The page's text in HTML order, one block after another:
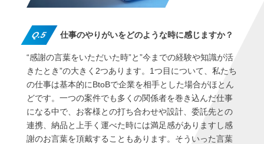
Q.5 仕事のやりがいをどのような時に感じますか？
“感謝の言葉をいただいた時”と”今までの経験や知識が活
きたとき”の大きく2つあります。1つ目について、私たち
の仕事は基本的にBtoBで企業を相手とした場合がほとん
どです。一つの案件でも多くの関係者を巻き込んだ仕事
になる中で、お客様との打ち合わせや設計、委託先との
連携、納品と上手く運べた時には満足感がありますし感
謝のお言葉を頂戴することもあります。そういった言葉